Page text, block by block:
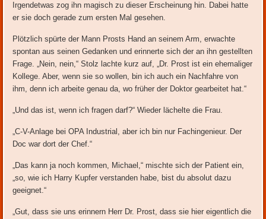
Irgendetwas zog ihn magisch zu dieser Erscheinung hin. Dabei hatte
er sie doch gerade zum ersten Mal gesehen.
Plötzlich spürte der Mann Prosts Hand an seinem Arm, erwachte
spontan aus seinen Gedanken und erinnerte sich der an ihn gestellten
Frage. „Nein, nein,“ Stolz lachte kurz auf, „Dr. Prost ist ein ehemaliger
Kollege. Aber, wenn sie so wollen, bin ich auch ein Nachfahre von
ihm, denn ich arbeite genau da, wo früher der Doktor gearbeitet hat.“
„Und das ist, wenn ich fragen darf?“ Wieder lächelte die Frau.
„C-V-Anlage bei OPA Industrial, aber ich bin nur Fachingenieur. Der
Doc war dort der Chef.“
„Das kann ja noch kommen, Michael,“ mischte sich der Patient ein,
„so, wie ich Harry Kupfer verstanden habe, bist du absolut dazu
geeignet.“
„Gut, dass sie uns erinnern Herr Dr. Prost, dass sie hier eigentlich die